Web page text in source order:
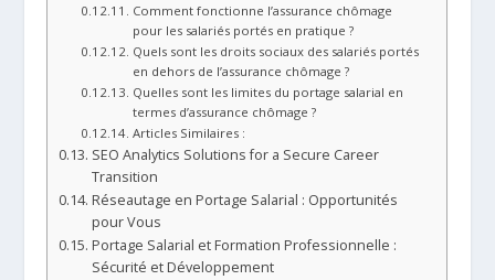
Comment fonctionne l’assurance chômage
pour les salariés portés en pratique ?
Quels sont les droits sociaux des salariés portés
en dehors de l’assurance chômage ?
Quelles sont les limites du portage salarial en
termes d’assurance chômage ?
Articles Similaires :
SEO Analytics Solutions for a Secure Career
Transition
Réseautage en Portage Salarial : Opportunités
pour Vous
Portage Salarial et Formation Professionnelle :
Sécurité et Développement